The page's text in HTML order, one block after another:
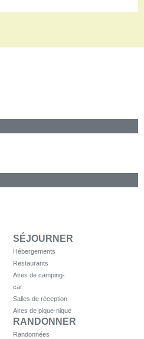
SÉJOURNER
Hébergements
Restaurants
Aires de camping-
car
Salles de réception
Aires de pique-nique
RANDONNER
Randonnées